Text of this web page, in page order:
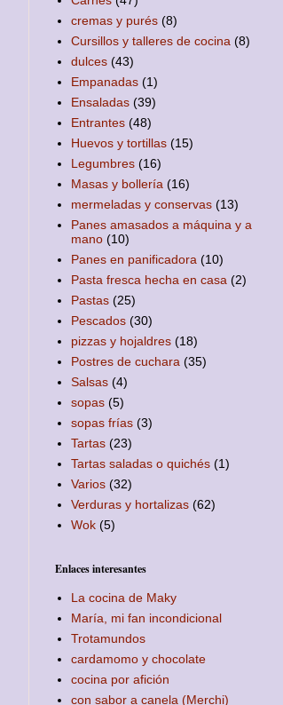
cremas y purés (8)
Cursillos y talleres de cocina (8)
dulces (43)
Empanadas (1)
Ensaladas (39)
Entrantes (48)
Huevos y tortillas (15)
Legumbres (16)
Masas y bollería (16)
mermeladas y conservas (13)
Panes amasados a máquina y a
mano (10)
Panes en panificadora (10)
Pasta fresca hecha en casa (2)
Pastas (25)
Pescados (30)
pizzas y hojaldres (18)
Postres de cuchara (35)
Salsas (4)
sopas (5)
sopas frías (3)
Tartas (23)
Tartas saladas o quichés (1)
Varios (32)
Verduras y hortalizas (62)
Wok (5)
Enlaces interesantes
La cocina de Maky
María, mi fan incondicional
Trotamundos
cardamomo y chocolate
cocina por afición
con sabor a canela (Merchi)